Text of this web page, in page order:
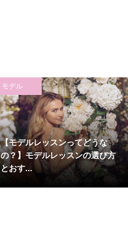
モデル
【モデルレッスンってどうな
の？】モデルレッスンの選び方
とおす...